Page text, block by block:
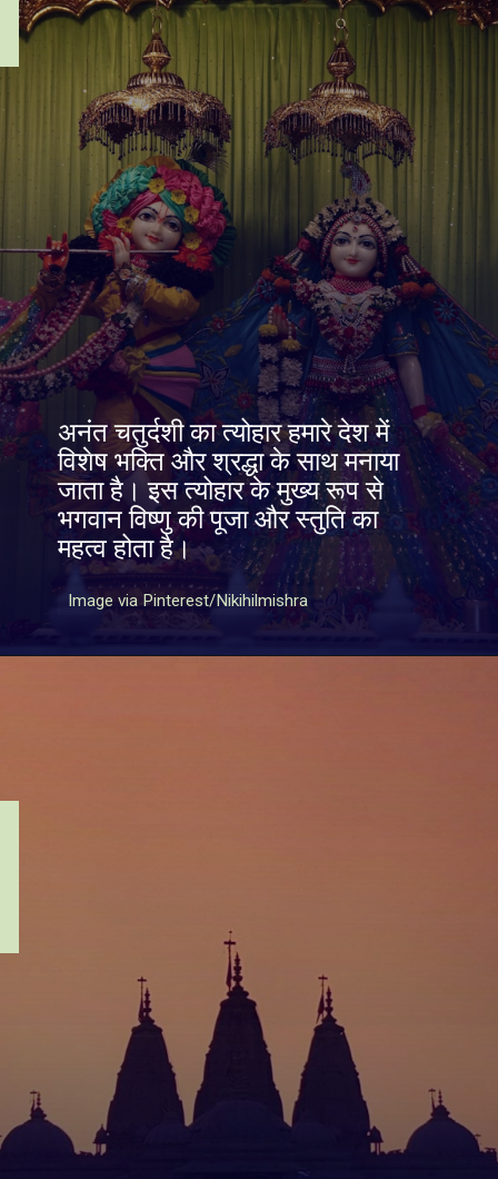
अनंत चतुर्दशी का त्योहार हमारे देश में
विशेष भक्ति और श्रद्धा के साथ मनाया
जाता है। इस त्योहार के मुख्य रूप से
भगवान विष्णु की पूजा और स्तुति का
महत्व होता है।
Image via Pinterest/Nikihilmishra